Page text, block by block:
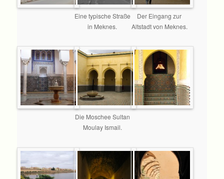
Eine typische Straße
in Meknes.
Der Eingang zur
Altstadt von Meknes.
Die Moschee Sultan
Moulay Ismail.